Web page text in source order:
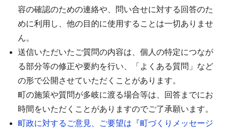
容の確認のための連絡や、問い合せに対する回答のた
めに利用し、他の目的に使用することは一切ありませ
ん。
送信いただいたご質問の内容は、個人の特定につなが
る部分等の修正や要約を行い、「よくある質問」など
の形で公開させていただくことがあります。
町の施策や質問が多岐に渡る場合等は、回答までにお
時間をいただくことがありますのでご了承願います。
町政に対するご意見、ご要望は『町づくりメッセージ